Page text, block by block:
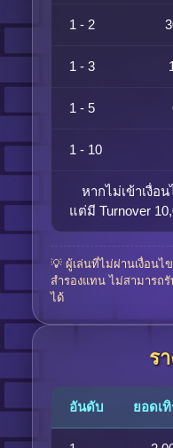
1 - 2
1 - 3
1 - 5
1 - 10
หากไม่เข้าเงื่อ
แต่มี Turnover
💡 ผู้เล่นที่ไม่ผ่านเงื่อนไ
สำรองแทน ไม่สามารถ
ได้
ร
อันดับ ยอดเ